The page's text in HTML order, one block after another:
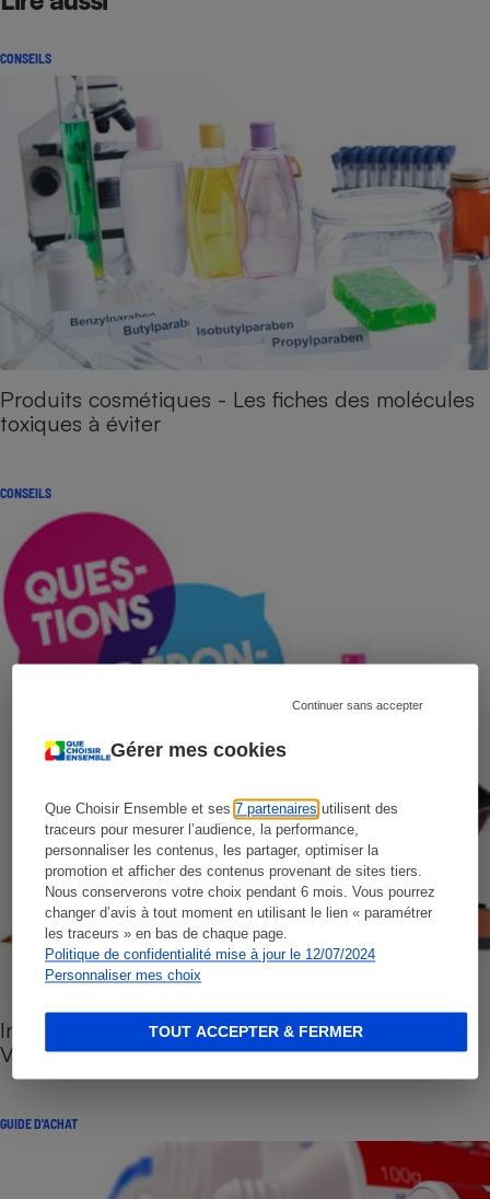
Gérer mes cookies
Que Choisir Ensemble et ses7 partenaires utilisent des
traceurs pour mesurer l’audience, la performance,
personnaliser les contenus, les partager, optimiser la
promotion et afficher des contenus provenant de sites tiers.
Nous conserverons votre choix pendant 6 mois. Vous pourrez
changer d’avis à tout moment en utilisant le lien « paramétrer
les traceurs » en bas de chaque page.
Politique de confidentialité mise à jour le 12/07/2024
Personnaliser mes choix
Continuer sans accepter
TOUT ACCEPTER & FERMER
CONSEILS
Produits cosmétiques - Les fiches des molécules
toxiques à éviter
CONSEILS
Ingrédients indésirables dans les cosmétiques -
Vos questions, nos réponses
GUIDE D'ACHAT